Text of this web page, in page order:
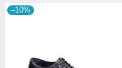
–10%